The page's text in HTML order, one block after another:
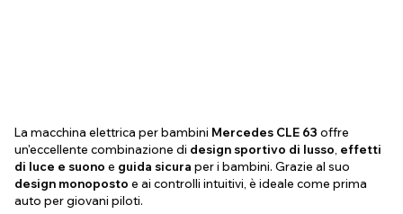
La macchina elettrica per bambini Mercedes CLE 63 offre
un'eccellente combinazione di design sportivo di lusso effetti
di luce e suono e guida sicura per i bambini. Grazie al suo
design monoposto e ai controlli intuitivi, è ideale come prima
auto per giovani piloti.